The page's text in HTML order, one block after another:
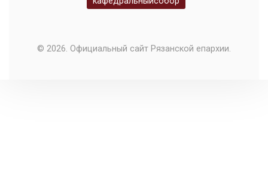
© 2026. Официальный сайт Рязанской епархии.